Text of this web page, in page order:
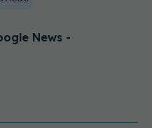
News -